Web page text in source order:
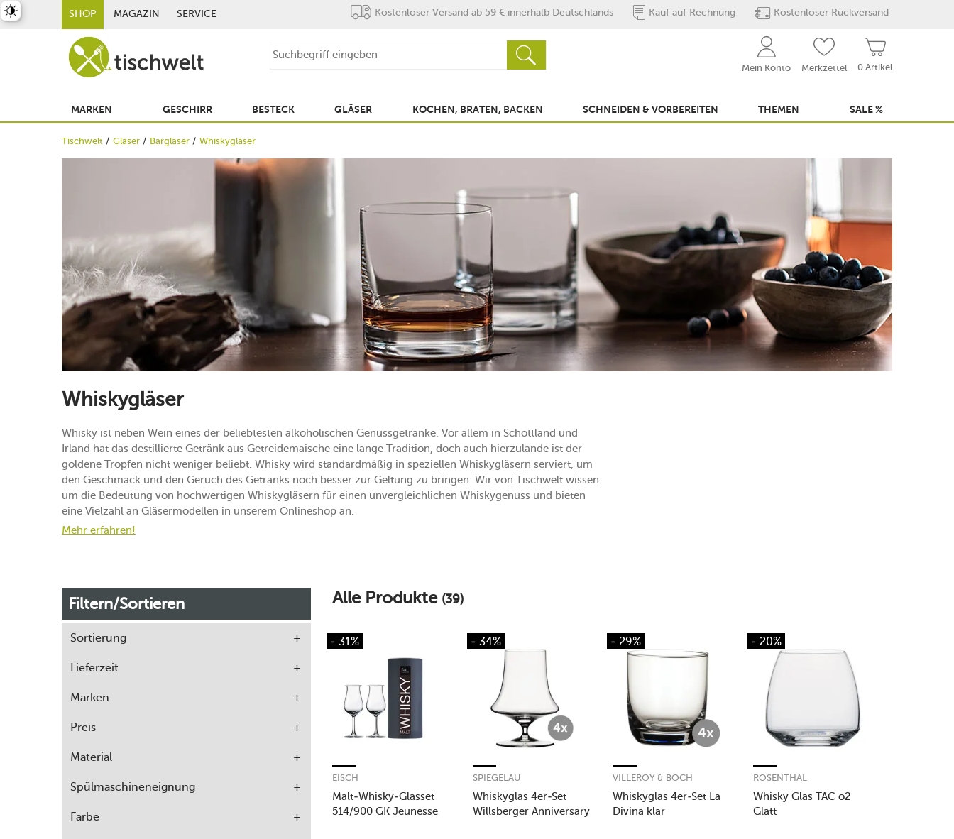
SHOP MAGAZIN SERVICE Kostenloser Versand ab 59 € innerhalb Deutschlands Kauf auf Rechnung Kostenloser Rückversand
0 Artikel
Mein Konto Merkzettel
MARKEN GESCHIRR BESTECK GLÄSER KOCHEN, BRATEN, BACKEN SCHNEIDEN & VORBEREITEN THEMEN SALE %
Tischwelt Gläser Bargläser Whiskygläser
Whiskygläser
Whisky ist neben Wein eines der beliebtesten alkoholischen Genussgetränke. Vor allem in Schottland und
Irland hat das destillierte Getränk aus Getreidemaische eine lange Tradition, doch auch hierzulande ist der
goldene Tropfen nicht weniger beliebt. Whisky wird standardmäßig in speziellen Whiskygläsern serviert, um
den Geschmack und den Geruch des Getränks noch besser zur Geltung zu bringen. Wir von Tischwelt wissen
um die Bedeutung von hochwertigen Whiskygläsern für einen unvergleichlichen Whiskygenuss und bieten
eine Vielzahl an Gläsermodellen in unserem Onlineshop an.
Mehr erfahren!
Filtern/Sortieren
Sortierung
Lieferzeit
Marken
Preis
Material
Spülmaschineneignung
Farbe
Alle Produkte (39)
- 31%
Malt-Whisky-Glasset
514/900 GK Jeunesse
EISCH
- 34%
Whiskyglas 4er-Set
Willsberger Anniversary
SPIEGELAU
- 29%
Whiskyglas 4er-Set La
Divina klar
VILLEROY & BOCH
- 20%
Whisky Glas TAC o2
Glatt
ROSENTHAL
umschalten